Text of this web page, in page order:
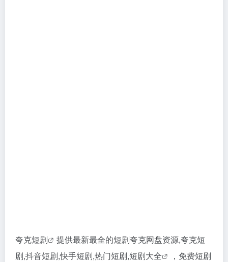
夸克短剧
提供最新最全的短剧夸克网盘资源,夸克短
剧,抖音短剧,快手短剧,热门短剧,短剧大全
，免费短剧